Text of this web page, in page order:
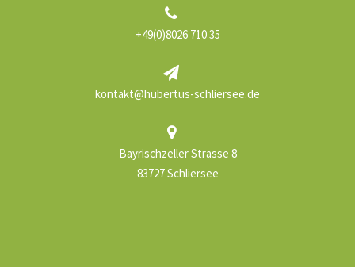
+49(0)8026 710 35
kontakt@hubertus-schliersee.de
Bayrischzeller Strasse 8
83727 Schliersee